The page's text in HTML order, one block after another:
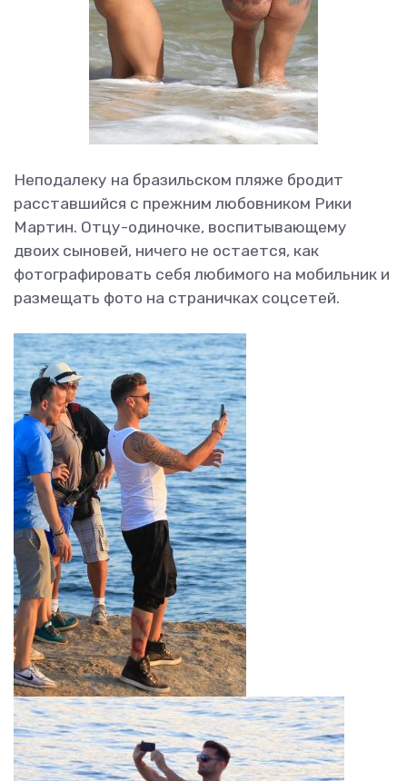
Неподалеку на бразильском пляже бродит
расставшийся с прежним любовником Рики
Мартин. Отцу-одиночке, воспитывающему
двоих сыновей, ничего не остается, как
фотографировать себя любимого на мобильник и
размещать фото на страничках соцсетей.